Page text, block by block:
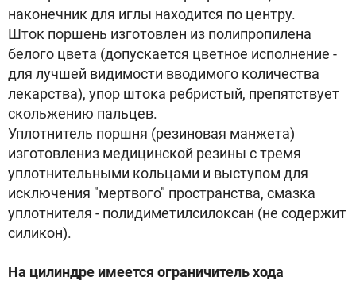
наконечник для иглы находится по центру.
Шток поршень изготовлен из полипропилена
белого цвета (допускается цветное исполнение -
для лучшей видимости вводимого количества
лекарства), упор штока ребристый, препятствует
скольжению пальцев.
Уплотнитель поршня (резиновая манжета)
изготовлениз медицинской резины с тремя
уплотнительными кольцами и выступом для
исключения "мертвого" пространства, смазка
уплотнителя - полидиметилсилоксан (не содержит
силикон).
На цилиндре имеется ограничитель хода